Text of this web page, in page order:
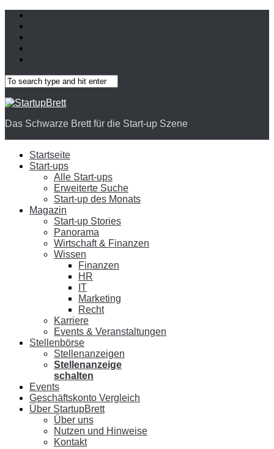
Das Schwarze Brett für die Start-up Szene
Startseite
Start-ups
Alle Start-ups
Erweiterte Suche
Start-up des Monats
Magazin
Start-up Stories
Panorama
Wirtschaft & Finanzen
Wissen
Finanzen
HR
IT
Marketing
Recht
Karriere
Events & Veranstaltungen
Stellenbörse
Stellenanzeigen
Stellenanzeige
schalten
Events
Geschäftskonto Vergleich
Über StartupBrett
Über uns
Nutzen und Hinweise
Kontakt